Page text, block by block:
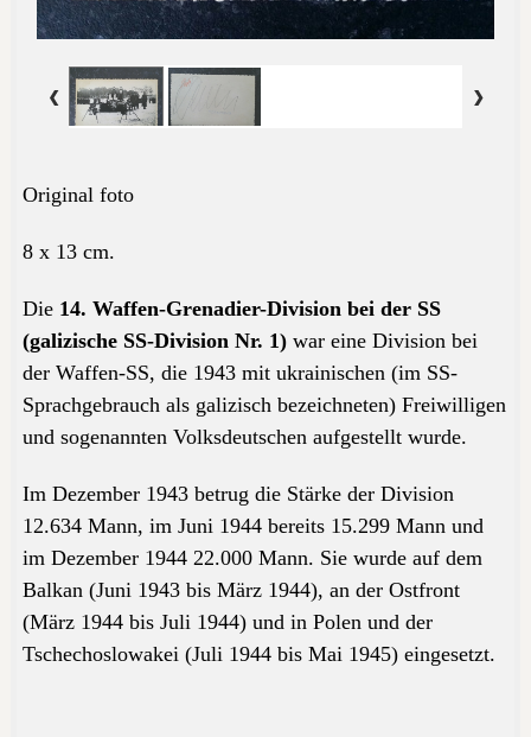
Original foto
8 x 13 cm.
Die 14. Waffen-Grenadier-Division bei der SS
(galizische SS-Division Nr. 1)war eine Division bei
der Waffen-SS, die 1943 mit ukrainischen (im SS-
Sprachgebrauch als galizisch bezeichneten) Freiwilligen
und sogenannten Volksdeutschen aufgestellt wurde.
Im Dezember 1943 betrug die Stärke der Division
12.634 Mann, im Juni 1944 bereits 15.299 Mann und
im Dezember 1944 22.000 Mann. Sie wurde auf dem
Balkan (Juni 1943 bis März 1944), an der Ostfront
(März 1944 bis Juli 1944) und in Polen und der
Tschechoslowakei (Juli 1944 bis Mai 1945) eingesetzt.